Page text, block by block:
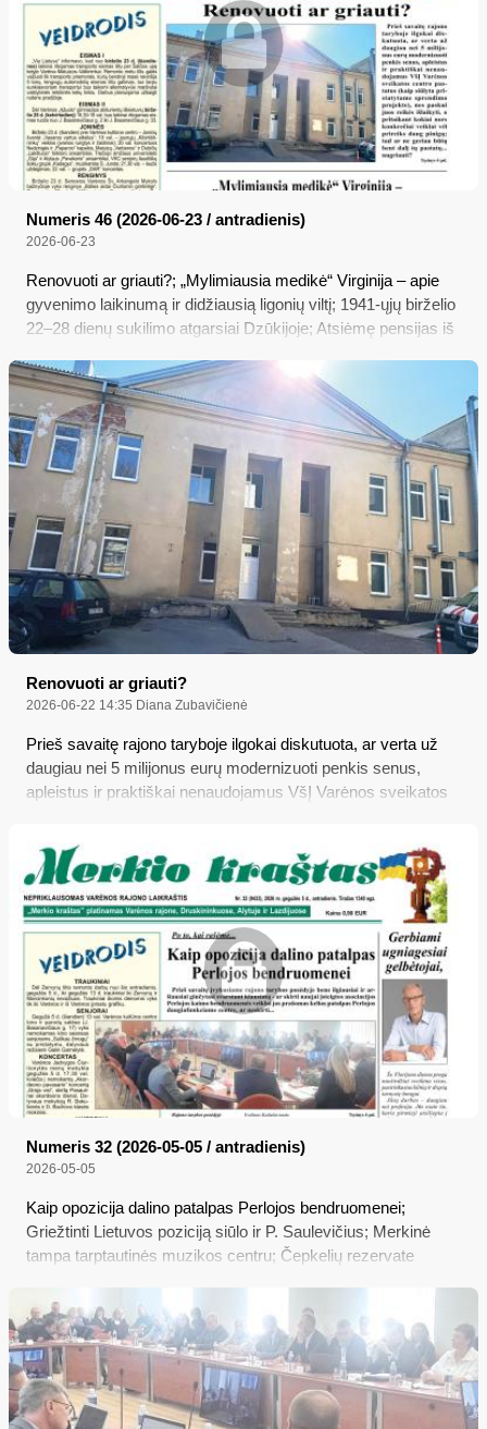
Numeris 46 (2026-06-23 / antradienis)
2026-06-23
Renovuoti ar griauti?; „Mylimiausia medikė“ Virginija – apie
gyvenimo laikinumą ir didžiausią ligonių viltį; 1941-ųjų birželio
22–28 dienų sukilimo atgarsiai Dzūkijoje; Atsiėmę pensijas iš
Renovuoti ar griauti?
2026-06-22 14:35 Diana Zubavičienė
Prieš savaitę rajono taryboje ilgokai diskutuota, ar verta už
daugiau nei 5 milijonus eurų modernizuoti penkis senus,
apleistus ir praktiškai nenaudojamus VšĮ Varėnos sveikatos
projekte), nes paskui juos reikės išlaikyti, o pritaikant kokiai
nors konkrečiai veiklai vėl prireiks daug pinigų; tad ar ne
geriau būtų bent dalį tų pastatų... nugriauti?
Numeris 32 (2026-05-05 / antradienis)
2026-05-05
Kaip opozicija dalino patalpas Perlojos bendruomenei;
Griežtinti Lietuvos poziciją siūlo ir P. Saulevičius; Merkinė
tampa tarptautinės muzikos centru; Čepkelių rezervate